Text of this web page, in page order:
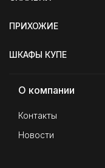
ПРИХОЖИЕ
ШКАФЫ КУПЕ
О компании
Контакты
Новости